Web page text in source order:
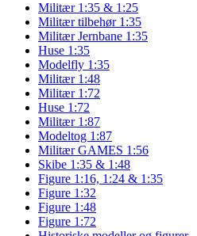
Militær 1:35 & 1:25
Militær tilbehør 1:35
Militær Jernbane 1:35
Huse 1:35
Modelfly 1:35
Militær 1:48
Militær 1:72
Huse 1:72
Militær 1:87
Modeltog 1:87
Militær GAMES 1:56
Skibe 1:35 & 1:48
Figure 1:16, 1:24 & 1:35
Figure 1:32
Figure 1:48
Figure 1:72